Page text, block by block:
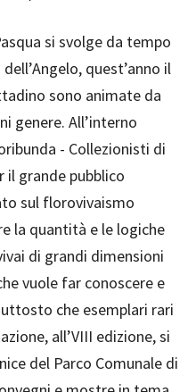
si svolge da tempo
quest’anno il
sono animate da
genere. All’interno
- Collezionisti di
il grande pubblico
sul florovivaismo
la quantità e le logiche
di grandi dimensioni
vuole far conoscere e
che esemplari rari
all’VIII edizione, si
del Parco Comunale di